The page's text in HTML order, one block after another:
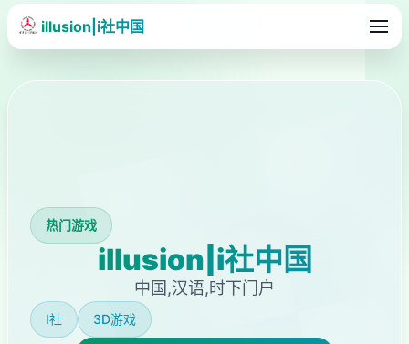
illusion|i社中国
热门游戏
illusion|i社中国
中国,汉语,时下门户
I社 3D游戏